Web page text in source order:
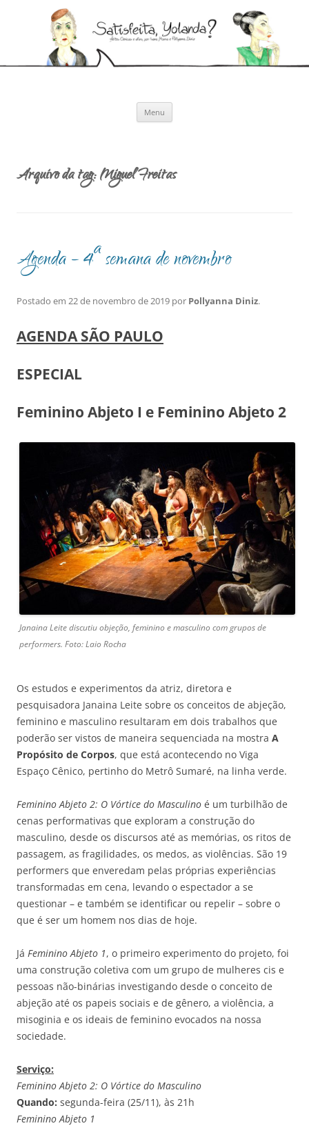
Menu
Arquivo da tag:Miguel Freitas
Agenda – 4ª semana de novembro
Postado em 22 de novembro de 2019 por Pollyanna Diniz.
AGENDA SÃO PAULO
ESPECIAL
Feminino Abjeto I e Feminino Abjeto 2
Janaina Leite discutiu objeção, feminino e masculino com grupos de
performers. Foto: Laio Rocha
Os estudos e experimentos da atriz, diretora e
pesquisadora Janaina Leite sobre os conceitos de abjeção,
feminino e masculino resultaram em dois trabalhos que
poderão ser vistos de maneira sequenciada na mostra A
Propósito de Corpos, que está acontecendo no Viga
Espaço Cênico, pertinho do Metrô Sumaré, na linha verde.
Feminino Abjeto 2: O Vórtice do Masculino é um turbilhão de
cenas performativas que exploram a construção do
masculino, desde os discursos até as memórias, os ritos de
passagem, as fragilidades, os medos, as violências. São 19
performers que enveredam pelas próprias experiências
transformadas em cena, levando o espectador a se
questionar – e também se identificar ou repelir – sobre o
que é ser um homem nos dias de hoje.
Já Feminino Abjeto 1, o primeiro experimento do projeto, foi
uma construção coletiva com um grupo de mulheres cis e
pessoas não-binárias investigando desde o conceito de
abjeção até os papeis sociais e de gênero, a violência, a
misoginia e os ideais de feminino evocados na nossa
sociedade.
Serviço:
Feminino Abjeto 2: O Vórtice do Masculino
Quando: segunda-feira (25/11), às 21h
Feminino Abjeto 1